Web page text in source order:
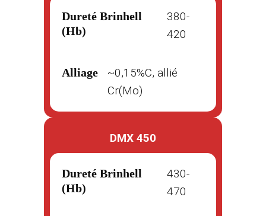
Dureté Brinhell
(Hb)
380-
420
Alliage
~0,15%C, allié
Cr(Mo)
DMX 450
Dureté Brinhell
(Hb)
430-
470